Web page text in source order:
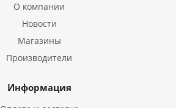
О компании
Новости
Магазины
Производители
Информация